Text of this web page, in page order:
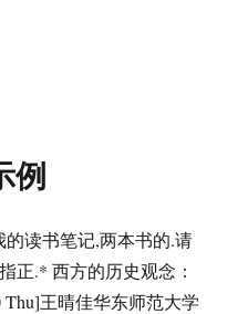
例
读书笔记,两本书的.请
正.* 西方的历史观念：
Thu]王晴佳华东师范大学